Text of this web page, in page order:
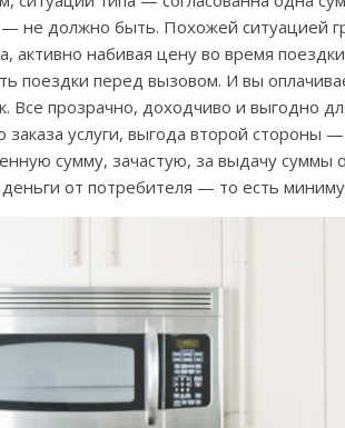
не должно быть. Похожей ситуацией
активно набивая цену во время
поездки перед вызовом. И вы
Все прозрачно, доходчиво и выгодно
заказа услуги, выгода второй стороны
сумму, зачастую, за выдачу суммы
от потребителя — то есть